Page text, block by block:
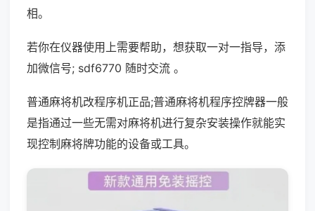
相。
若你在仪器使用上需要帮助，想获取一对一指导，添
加微信号; sdf6770 随时交流 。
普通麻将机改程序机正品;普通麻将机程序控牌器一般
是指通过一些无需对麻将机进行复杂安装操作就能实
现控制麻将牌功能的设备或工具。